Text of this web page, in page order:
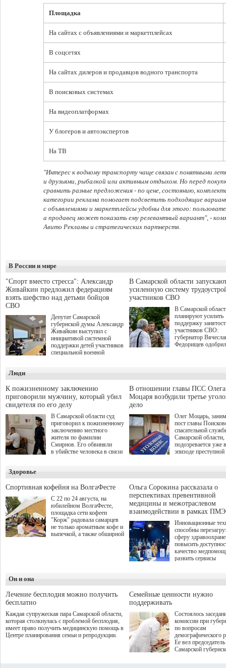
Площадка
На сайтах с объявлениями и маркетплейсах
В соцсетях
На сайтах дилеров и продавцов водного транспорта
В поисковых системах
На видеоплатформах
У блогеров и автоэкспертов
На ТВ
"Интерес к водному транспорту чаще связан с понятными
и друзьями, рыбалкой или активным отдыхом. Но перед
сравнить разные предложения - по цене, состоянию,
категории реклама помогает подсветить подходящие
с объявлениями и маркетплейсы удобны для этого:
а продавец может показать ему релевантный вариант", -
Авито Рекламы и стратегических партнерств.
В России и мире
"Спорт вместо стресса": Александр
Живайкин предложил федерациям
взять шефство над детьми бойцов
СВО
Депутат Самарской
губернской думы Александр
Живайкин выступил с
инициативой системной
поддержки детей участников
специальной военной
"Помощь фронту и семьям
участников СВО", которая
прошла в Отрадном 7
августа.
В Самарской области
усиленную систему
участников СВО
В Самарской
планируют усилить
поддержку
участников СВО:
губернатор
Федорищев
на трудоустройство
спокойную
мирной жизни.
Люди
К пожизненному заключению
приговорили мужчину, который убил
свидетеля по его делу
В Самарской области суд
приговорил к пожизненному
заключению местного
жителя по фамилии
Смирнов. Его обвиняли
в убийстве человека в связи
В отношении главы ПСС Олега
Моцаря возбудили третье
дело
Олег Моцарь,
пост главы
спасательной
Самарской области,
подозревается уже
эпизоде преступной
а сам он
Здоровье
Спортивная кофейня на ВолгаФесте
С 22 по 24 августа, на
юбилейном ВолгаФесте,
площадка сети кофеен
"Корж" радовала самарцев
не только ароматным кофе и
выпечкой, а также обширной
Ольга Сорокина рассказала о
перспективах превентивной
медицины и межотраслевом
взаимодействии в рамках
Инновационные
способны
сферу
повысить
качество
развить сервисы
определенными
К ним можно
возникающие при
данными
более динамичного
проникновения
сегмент
отраслевое
Он и она
Лечение бесплодия можно получить
бесплатно
Каждая супружеская пара Самарской области,
которая столкнулась с проблемой бесплодия,
имеет право получить медицинскую помощь в
Центре планирования семьи и репродукции.
Семейные ценности нужно
поддерживать
Состоялось
комиссии при
по вопросам
демографического
Ее вел председатель
Самарской